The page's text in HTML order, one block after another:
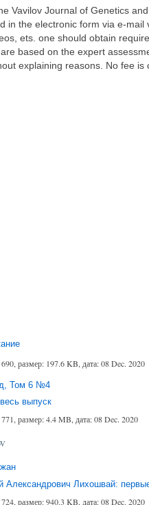
Vavilov Journal of Genetics
in the electronic form via e-
ets. one should obtain
based on the expert
explaining reasons. No fee is
размер: 197.6 KB, дата: 08 Dec. 2020
Том 6 №4
выпуск
размер: 4.4 MB, дата: 08 Dec. 2020
Александрович Лихошвай:
размер: 940.3 KB, дата: 08 Dec. 2020